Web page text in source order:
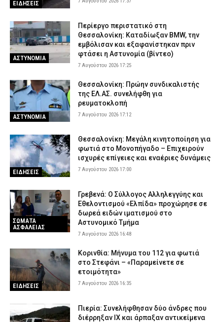
ΕΙΔΗΣΕΙΣ
ΑΣΤΥΝΟΜΙΑ
Περίεργο περιστατικό στη
Θεσσαλονίκη: Καταδίωξαν BMW, την
εμβόλισαν και εξαφανίστηκαν πριν
φτάσει η Αστυνομία (βίντεο)
7 Αυγούστου 2026 17:25
ΑΣΤΥΝΟΜΙΑ
Θεσσαλονίκη: Πρώην συνδικαλιστής
της ΕΛ.ΑΣ. συνελήφθη για
ρευματοκλοπή
7 Αυγούστου 2026 17:12
ΕΙΔΗΣΕΙΣ
Θεσσαλονίκη: Μεγάλη κινητοποίηση για
φωτιά στο Μονοπήγαδο – Επιχειρούν
ισχυρές επίγειες και εναέριες δυνάμεις
7 Αυγούστου 2026 17:00
ΣΩΜΑΤΑ
ΑΣΦΑΛΕΙΑΣ
Γρεβενά: Ο Σύλλογος Αλληλεγγύης και
Εθελοντισμού «Ελπίδα» προχώρησε σε
δωρεά ειδών ιματισμού στο
Αστυνομικό Τμήμα
7 Αυγούστου 2026 16:48
ΕΙΔΗΣΕΙΣ
Κορινθία: Μήνυμα του 112 για φωτιά
στο Στεφάνι – «Παραμείνετε σε
ετοιμότητα»
7 Αυγούστου 2026 16:35
Πιερία: Συνελήφθησαν δύο άνδρες που
διέρρηξαν ΙΧ και άρπαξαν αντικείμενα